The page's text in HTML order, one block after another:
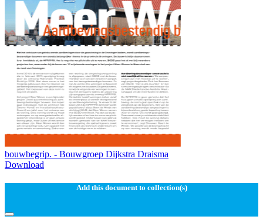
bouwbegrip. - Bouwgroep Dijkstra Draisma
Download
Add this document to collection(s)